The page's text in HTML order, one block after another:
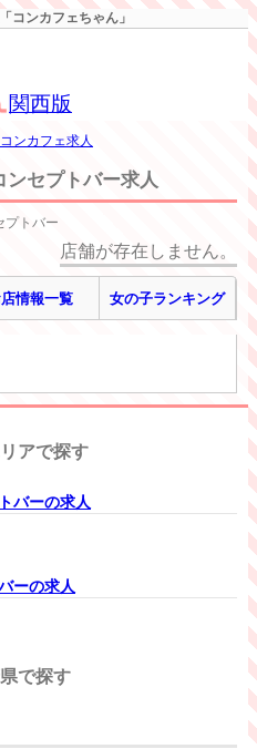
コンカフェちゃん」
関西版
ンカフェ求人
ンセプトバー求人
プトバー
店舗が存在しません。
情報一覧 女の子ランキング
アで探す
バーの求人
ーの求人
で探す